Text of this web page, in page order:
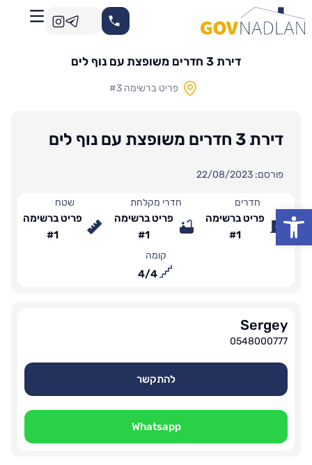
פתח סרגל נגישות
דירת 3 חדרים משופצת עם נוף לים
פריט ברשימה #3
דירת 3 חדרים משופצת עם נוף לים
פורסם: 22/08/2023
חדרים
פריט ברשימה
#1
חדרי מקלחת
פריט ברשימה
#1
שטח
פריט ברשימה
#1
קומה
4
/
4
Sergey
0548000777
להתקשר
Whatsapp